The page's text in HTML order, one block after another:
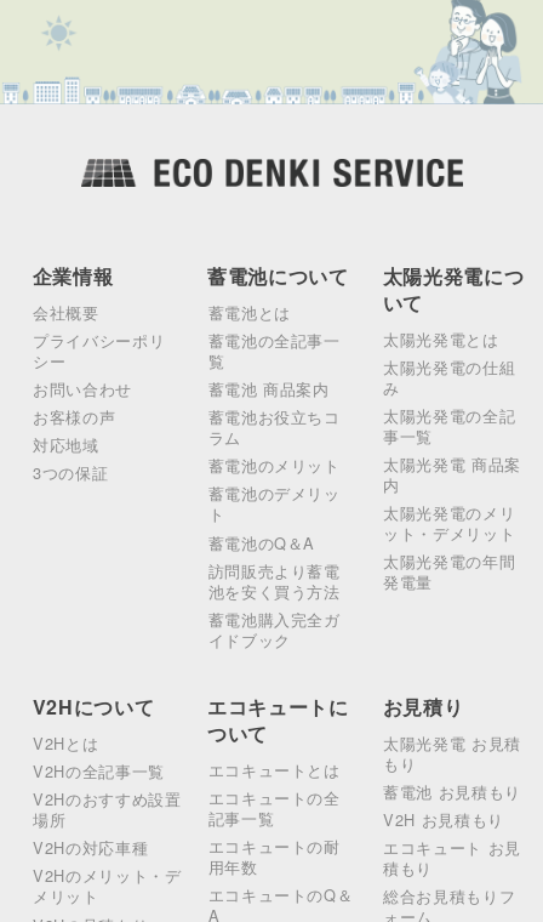
企業情報
会社概要
プライバシーポリ
シー
お問い合わせ
お客様の声
対応地域
3つの保証
蓄電池について
蓄電池とは
蓄電池の全記事一
覧
蓄電池 商品案内
蓄電池お役立ちコ
ラム
蓄電池のメリット
蓄電池のデメリッ
ト
蓄電池のQ＆A
訪問販売より蓄電
池を安く買う方法
蓄電池購入完全ガ
イドブック
太陽光発電につ
いて
太陽光発電とは
太陽光発電の仕組
み
太陽光発電の全記
事一覧
太陽光発電 商品案
内
太陽光発電のメリ
ット・デメリット
太陽光発電の年間
発電量
V2Hについて
V2Hとは
V2Hの全記事一覧
V2Hのおすすめ設置
場所
V2Hの対応車種
V2Hのメリット・デ
メリット
エコキュートに
ついて
エコキュートとは
エコキュートの全
記事一覧
エコキュートの耐
用年数
エコキュートのQ＆
A
お見積り
太陽光発電 お見積
もり
蓄電池 お見積もり
V2H お見積もり
エコキュート お見
積もり
総合お見積もりフ
ォーム